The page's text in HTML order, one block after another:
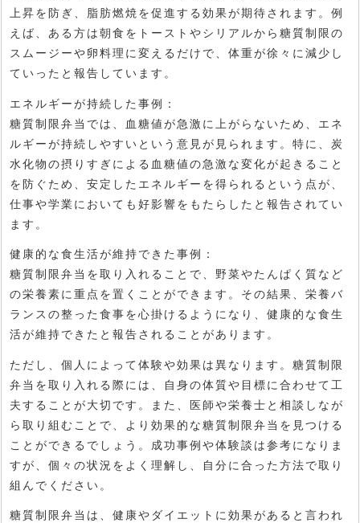
上昇を防ぎ、脂肪燃焼を促進する効果が期待されます。例
えば、ある方は朝食をトーストやシリアルから糖質制限の
スムージーや卵料理に変えるだけで、体重が徐々に減少し
ていったと報告しています。
エネルギーが持続した事例：
糖質制限弁当では、血糖値が急激に上がらないため、エネ
ルギーが持続しやすいという意見が見られます。特に、炭
水化物の摂りすぎによる血糖値の急激な変化が起きること
を防ぐため、安定したエネルギーを得られるという点が、
仕事や学業においても好影響をもたらしたと報告されてい
ます。
健康的な食生活が維持できた事例：
糖質制限弁当を取り入れることで、野菜やたんぱく質など
の栄養素に重点を置くことができます。その結果、栄養バ
ランスの整った食事を心掛けるようになり、健康的な食生
活が維持できたと報告されることがあります。
ただし、個人によって体験や効果は異なります。糖質制限
弁当を取り入れる際には、自身の体質や目標に合わせて工
夫することが大切です。また、医師や栄養士と相談しなが
ら取り組むことで、より効果的な糖質制限弁当を見つける
ことができるでしょう。成功事例や体験談は参考になりま
すが、個々の状況をよく理解し、自分に合った方法で取り
組んでください。
糖質制限弁当は、健康やダイエットに効果があると言われ